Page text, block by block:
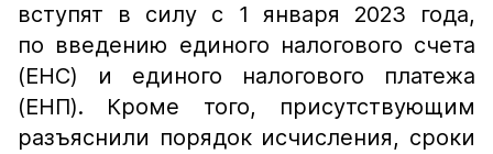
вступят в силу с 1 января 2023 года,
по введению единого налогового счета
(ЕНС) и единого налогового платежа
(ЕНП). Кроме того, присутствующим
разъяснили порядок исчисления, сроки